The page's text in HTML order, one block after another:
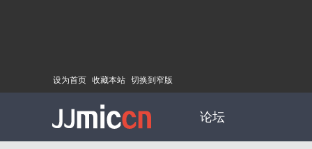
设为首页 收藏本站 切换到窄版
论坛